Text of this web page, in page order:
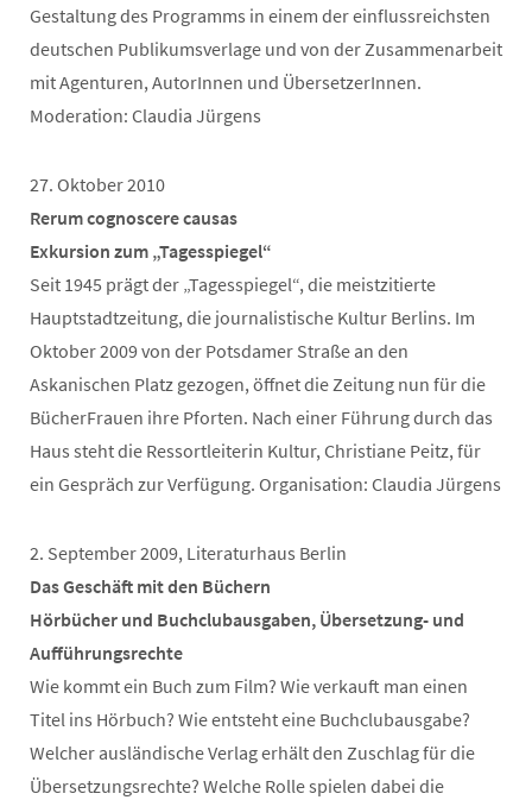
Gestaltung des Programms in einem der einflussreichsten
deutschen Publikumsverlage und von der Zusammenarbeit
mit Agenturen, AutorInnen und ÜbersetzerInnen.
Moderation: Claudia Jürgens
27. Oktober 2010
Rerum cognoscere causas
Exkursion zum „Tagesspiegel“
Seit 1945 prägt der „Tagesspiegel“, die meistzitierte
Hauptstadtzeitung, die journalistische Kultur Berlins. Im
Oktober 2009 von der Potsdamer Straße an den
Askanischen Platz gezogen, öffnet die Zeitung nun für die
BücherFrauen ihre Pforten. Nach einer Führung durch das
Haus steht die Ressortleiterin Kultur, Christiane Peitz, für
ein Gespräch zur Verfügung. Organisation: Claudia Jürgens
2. September 2009, Literaturhaus Berlin
Das Geschäft mit den Büchern
Hörbücher und Buchclubausgaben, Übersetzung- und
Aufführungsrechte
Wie kommt ein Buch zum Film? Wie verkauft man einen
Titel ins Hörbuch? Wie entsteht eine Buchclubausgabe?
Welcher ausländische Verlag erhält den Zuschlag für die
Übersetzungsrechte? Welche Rolle spielen dabei die